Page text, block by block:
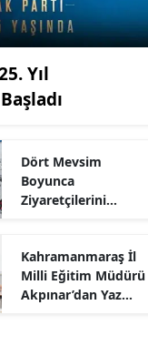
Yıl
Dört Mevsim
Boyunca
Ziyaretçilerini
Nereden Geliyor?
Kahramanmaraş İl
Milli Eğitim Müdürü
Akpınar’dan Yaz